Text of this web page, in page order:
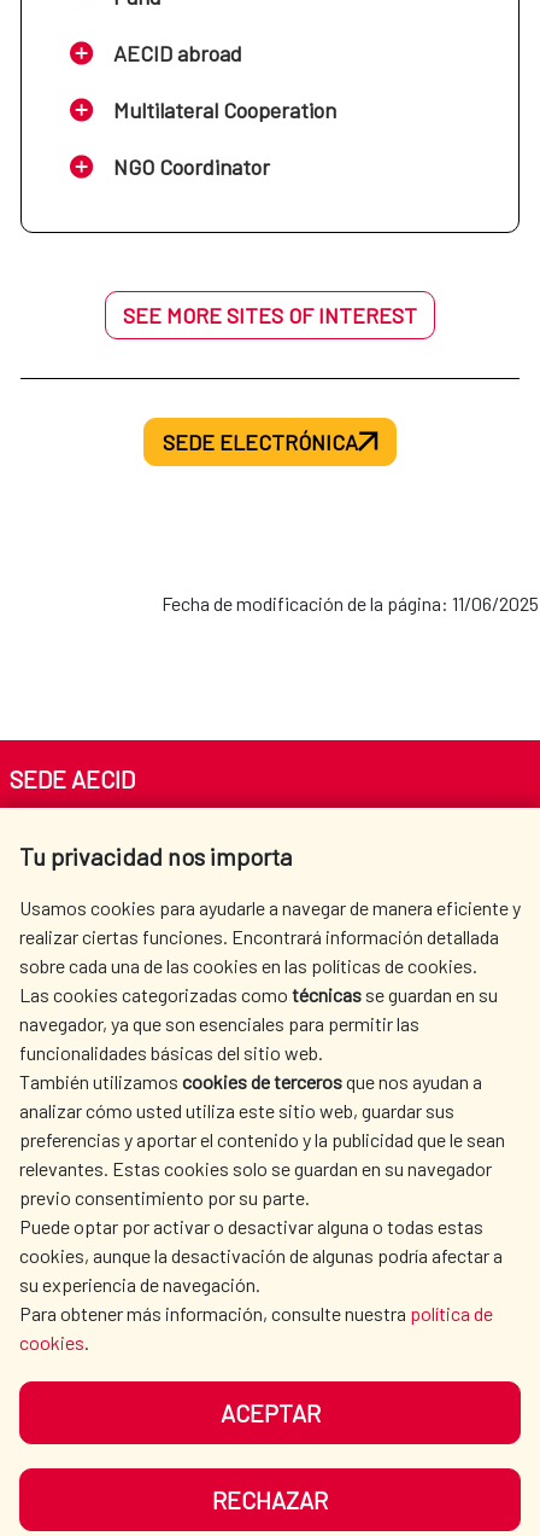
AECID abroad
Multilateral Cooperation
NGO Coordinator
SEE MORE SITES OF INTEREST
SEDE ELECTRÓNICA
Fecha de modificación de la página: 11/06/2025
Tu privacidad nos importa
Usamos cookies para ayudarle a navegar de manera eficiente y
realizar ciertas funciones. Encontrará información detallada
sobre cada una de las cookies en las políticas de cookies.
Las cookies categorizadas como técnicas se guardan en su
navegador, ya que son esenciales para permitir las
funcionalidades básicas del sitio web.
También utilizamos cookies de tercerosque nos ayudan a
analizar cómo usted utiliza este sitio web, guardar sus
preferencias y aportar el contenido y la publicidad que le sean
relevantes. Estas cookies solo se guardan en su navegador
previo consentimiento por su parte.
Puede optar por activar o desactivar alguna o todas estas
cookies, aunque la desactivación de algunas podría afectar a
su experiencia de navegación.
Para obtener más información, consulte nuestra política de
cookies.
ACEPTAR
RECHAZAR
SEDE AECID
Tel. +34 900 20 30 54​​​​​​​
AECID
WHERE DO WE COOPERATE?
SPANISH HUMANITARIAN
ACTION
PRESS ROOM
CULTURE AND SCIENCE LIBRARY
OUR SOCIAL MEDIA
DATA PROTECTION
SITEMAP